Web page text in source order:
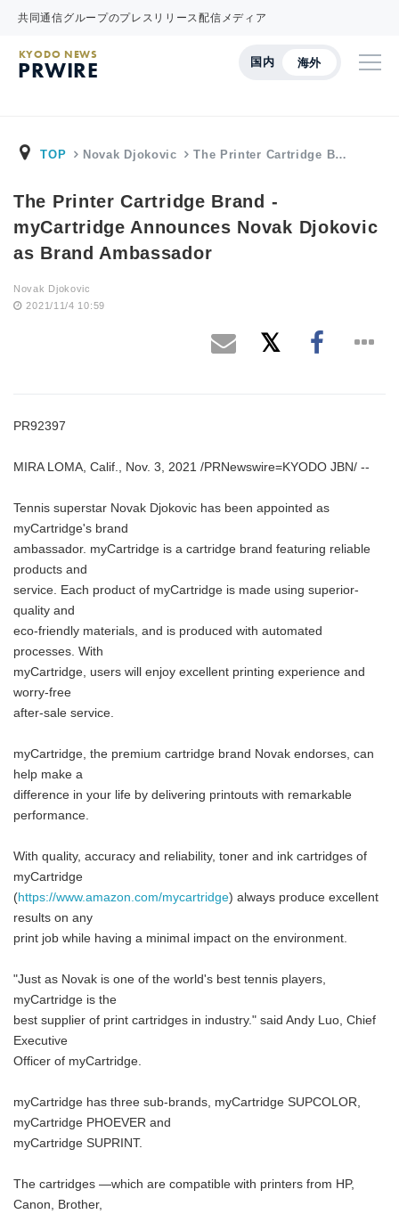
共同通信グループのプレスリリース配信メディア
国内 海外
KYODO NEWS
PRWIRE
TOP Novak Djokovic The Printer Cartridge B…
The Printer Cartridge Brand -
myCartridge Announces Novak Djokovic
as Brand Ambassador
Novak Djokovic
2021/11/4 10:59
PR92397
MIRA LOMA, Calif., Nov. 3, 2021 /PRNewswire=KYODO JBN/ --
Tennis superstar Novak Djokovic has been appointed as
myCartridge's brand
ambassador. myCartridge is a cartridge brand featuring reliable
products and
service. Each product of myCartridge is made using superior-
quality and
eco-friendly materials, and is produced with automated
processes. With
myCartridge, users will enjoy excellent printing experience and
worry-free
after-sale service.
myCartridge, the premium cartridge brand Novak endorses, can
help make a
difference in your life by delivering printouts with remarkable
performance.
With quality, accuracy and reliability, toner and ink cartridges of
myCartridge
(https://www.amazon.com/mycartridge) always produce excellent
results on any
print job while having a minimal impact on the environment.
"Just as Novak is one of the world's best tennis players,
myCartridge is the
best supplier of print cartridges in industry." said Andy Luo, Chief
Executive
Officer of myCartridge.
myCartridge has three sub-brands, myCartridge SUPCOLOR,
myCartridge PHOEVER and
myCartridge SUPRINT.
The cartridges —which are compatible with printers from HP,
Canon, Brother,